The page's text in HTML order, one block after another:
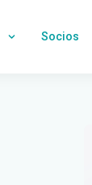
Socios